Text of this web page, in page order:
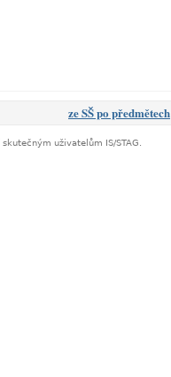
ze SŠ po předmětech
uživatelům IS/STAG.